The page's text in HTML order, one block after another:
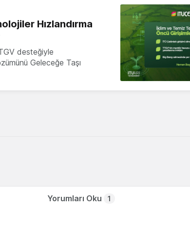
Hızlandırma
desteğiyle
Geleceğe Taşı
Yorumları Oku 1